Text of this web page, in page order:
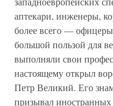
аптекари, инженеры,
более всего —
большой пользой для
выполняли свои
настоящему открыл
Петр Великий. Его
призывал